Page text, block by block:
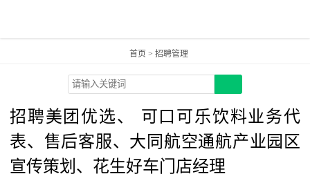
首页 > 招聘管理
招聘美团优选、 可口可乐饮料业务代
表、售后客服、大同航空通航产业园区
宣传策划、花生好车门店经理